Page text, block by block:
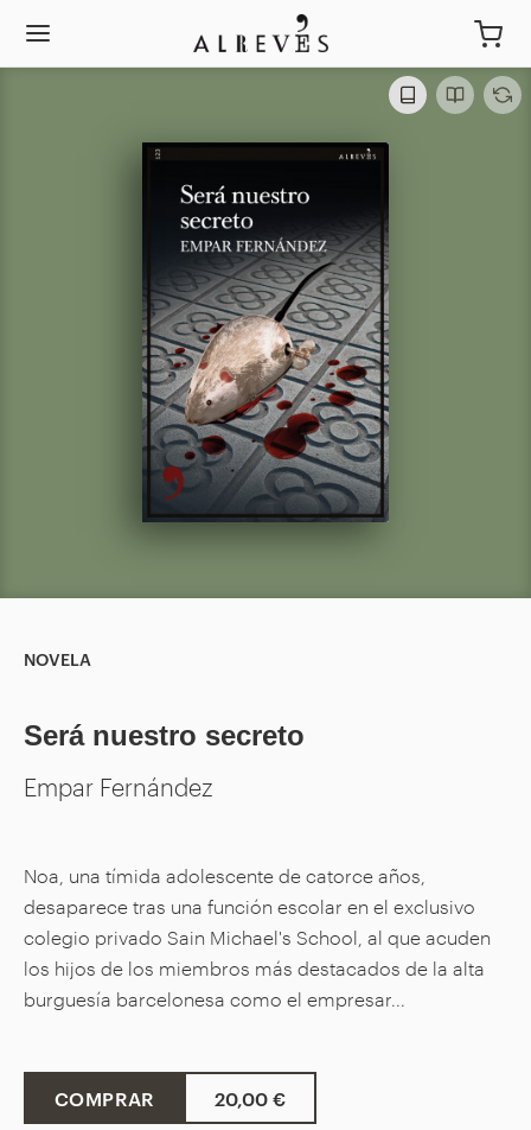
Será nuestro secreto
Empar Fernández
NOVELA
Será nuestro secreto
Empar Fernández
Noa, una tímida adolescente de catorce años,
desaparece tras una función escolar en el exclusivo
colegio privado Sain Michael's School, al que acuden
los hijos de los miembros más destacados de la alta
burguesía barcelonesa como el empresar...
COMPRAR 20,00 €